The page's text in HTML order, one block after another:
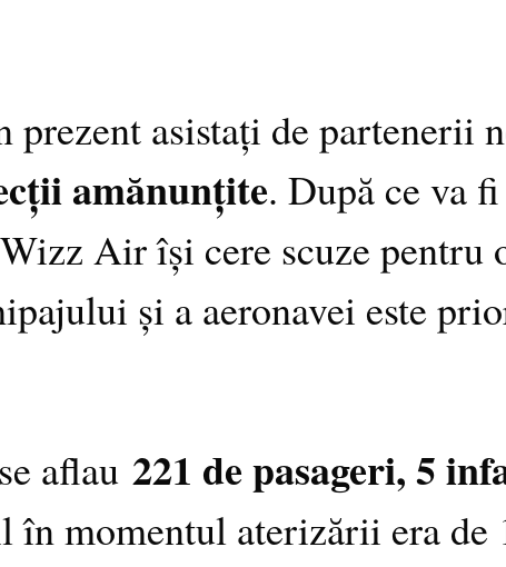
prezent asistați de partenerii
amănunțite. După ce va
Air își cere scuze pentru
și a aeronavei este
aflau 221 de pasageri, 5
în momentul aterizării era de